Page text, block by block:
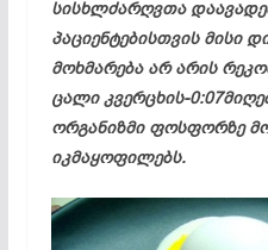
სისხლძარღვთა
პაციენტებისთვის მისი
მოხმარება არ არის
ცალი კვერცხის-
ორგანიზმი ფოსფორზე
იკმაყოფილებს.